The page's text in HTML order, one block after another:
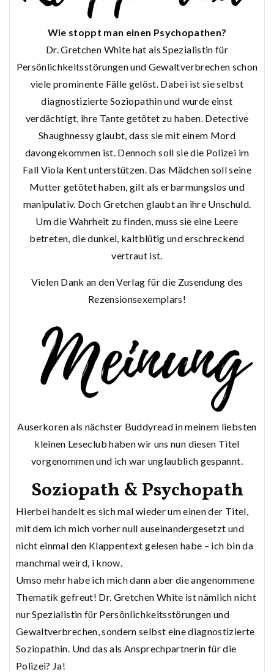
Wie stoppt man einen Psychopathen?
Dr. Gretchen White hat als Spezialistin für
Persönlichkeitsstörungen und Gewaltverbrechen schon
viele prominente Fälle gelöst. Dabei ist sie selbst
diagnostizierte Soziopathin und wurde einst
verdächtigt, ihre Tante getötet zu haben. Detective
Shaughnessy glaubt, dass sie mit einem Mord
davongekommen ist. Dennoch soll sie die Polizei im
Fall Viola Kent unterstützen. Das Mädchen soll seine
Mutter getötet haben, gilt als erbarmungslos und
manipulativ. Doch Gretchen glaubt an ihre Unschuld.
Um die Wahrheit zu finden, muss sie eine Leere
betreten, die dunkel, kaltblütig und erschreckend
vertraut ist.
Vielen Dank an den Verlag für die Zusendung des
Rezensionsexemplars!
Auserkoren als nächster Buddyread in meinem liebsten
kleinen Leseclub haben wir uns nun diesen Titel
vorgenommen und ich war unglaublich gespannt.
Soziopath & Psychopath
Hierbei handelt es sich mal wieder um einen der Titel,
mit dem ich mich vorher null auseinandergesetzt und
nicht einmal den Klappentext gelesen habe – ich bin da
manchmal weird, i know.
Umso mehr habe ich mich dann aber die angenommene
Thematik gefreut! Dr. Gretchen White ist nämlich nicht
nur Spezialistin für Persönlichkeitsstörungen und
Gewaltverbrechen, sondern selbst eine diagnostizierte
Soziopathin. Und das als Ansprechpartnerin für die
Polizei? Ja!